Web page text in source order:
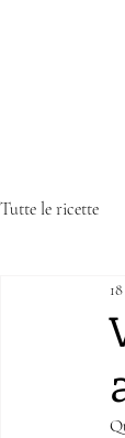
Tutte le ricette